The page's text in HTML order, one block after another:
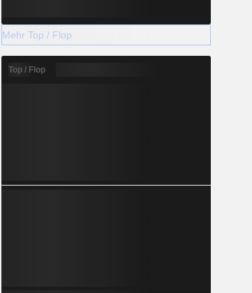
Mehr Top / Flop
Top / Flop